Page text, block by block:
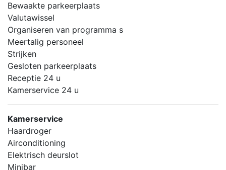
Bewaakte parkeerplaats
Valutawissel
Organiseren van programma s
Meertalig personeel
Strijken
Gesloten parkeerplaats
Receptie 24 u
Kamerservice 24 u
Kamerservice
Haardroger
Airconditioning
Elektrisch deurslot
Minibar